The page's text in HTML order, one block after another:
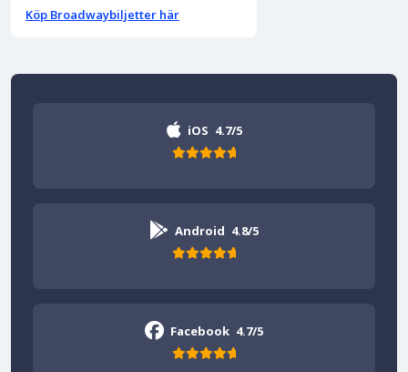
Köp Broadwaybiljetter här
iOS 4.7/5
Android 4.8/5
Facebook 4.7/5